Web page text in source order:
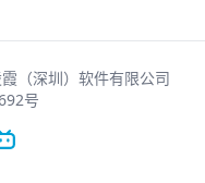
（深圳）软件有限公司
号